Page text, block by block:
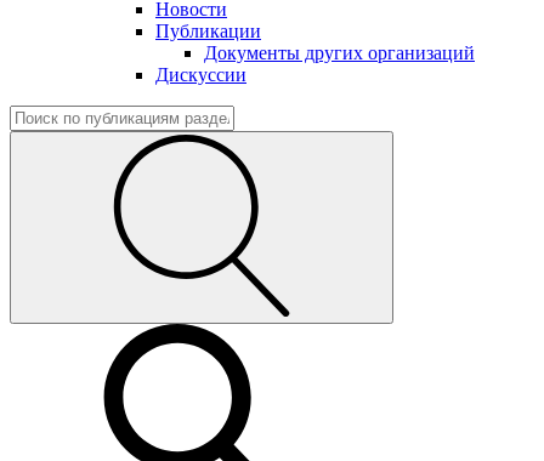
Новости
Публикации
Документы других организаций
Дискуссии